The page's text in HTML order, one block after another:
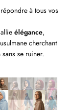
à tous vos
élégance,
cherchant
se ruiner.